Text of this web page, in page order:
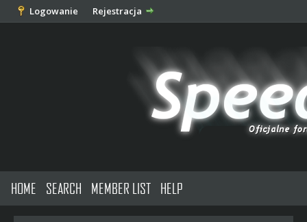
Logowanie Rejestracja
HOME SEARCH MEMBER LIST HELP